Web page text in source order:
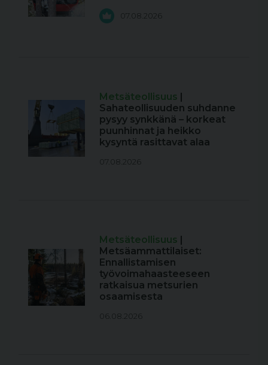
07.08.2026
Metsäteollisuus |
Sahateollisuuden suhdanne
pysyy synkkänä – korkeat
puunhinnat ja heikko
kysyntä rasittavat alaa
07.08.2026
Metsäteollisuus |
Metsäammattilaiset:
Ennallistamisen
työvoimahaasteeseen
ratkaisua metsurien
osaamisesta
06.08.2026